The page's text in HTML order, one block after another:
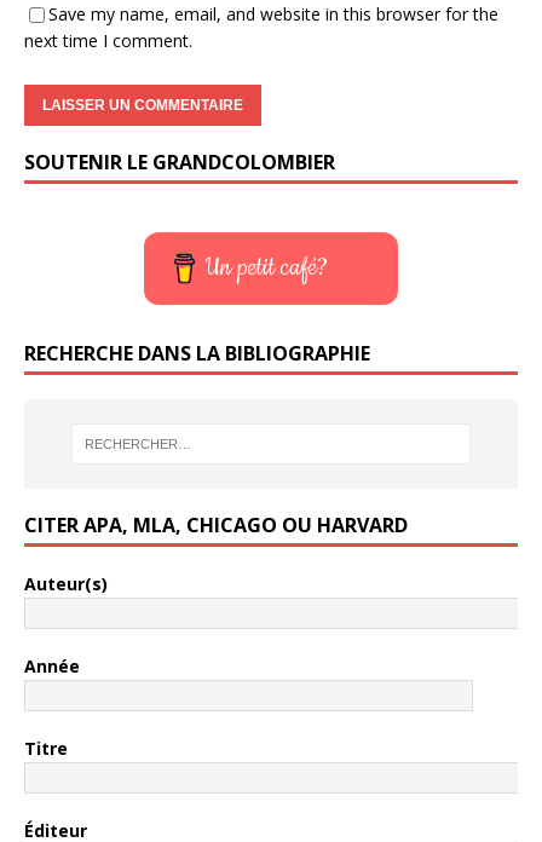
Save my name, email, and website in this browser for the
next time I comment.
SOUTENIR LE GRANDCOLOMBIER
Un petit café?
RECHERCHE DANS LA BIBLIOGRAPHIE
CITER APA, MLA, CHICAGO OU HARVARD
Auteur(s)
Année
Titre
Éditeur